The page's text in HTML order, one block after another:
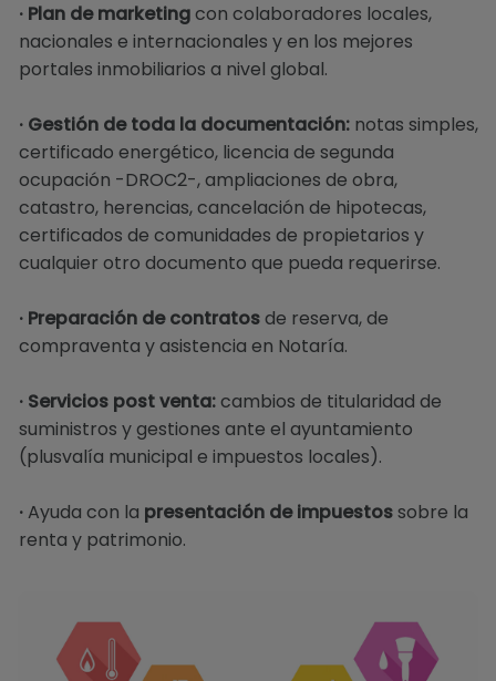
· Plan de marketingcon colaboradores locales,
nacionales e internacionales y en los mejores
portales inmobiliarios a nivel global.
· Gestión de toda la documentación: notas simples,
certificado energético, licencia de segunda
ocupación -DROC2-, ampliaciones de obra,
catastro, herencias, cancelación de hipotecas,
certificados de comunidades de propietarios y
cualquier otro documento que pueda requerirse.
· Preparación de contratosde reserva, de
compraventa y asistencia en Notaría.
· Servicios post venta:cambios de titularidad de
suministros y gestiones ante el ayuntamiento
(plusvalía municipal e impuestos locales).
·Ayuda con la presentación de impuestossobre la
renta y patrimonio.